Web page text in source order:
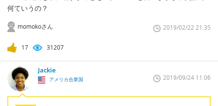
何ていうの？
momokoさん 2019/02/22 21:35
17 31207
Jackie
アメリカ合衆国 2019/09/24 11:06